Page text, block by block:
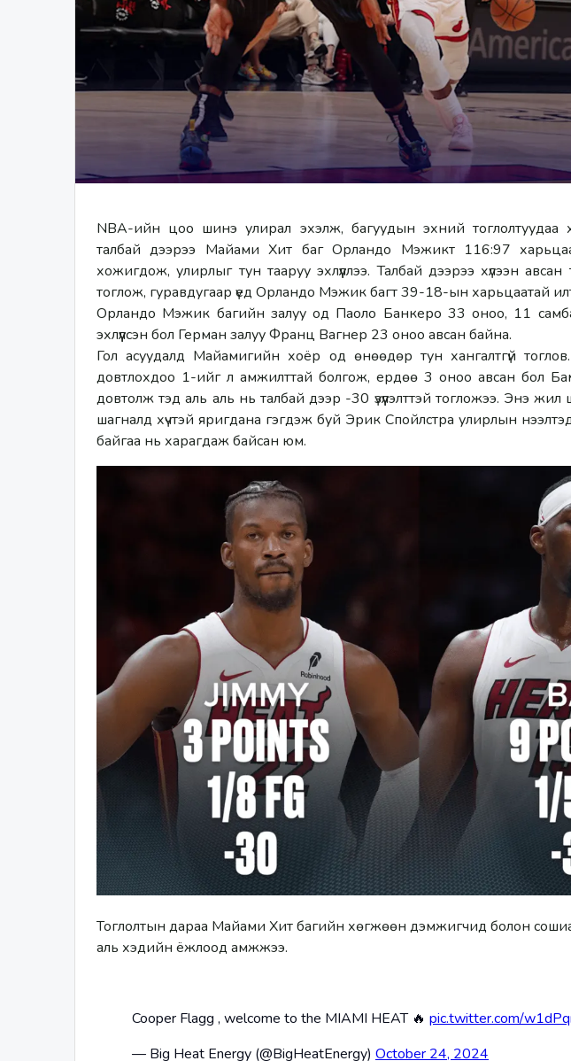
NBA-ийн цоо шинэ улирал эхэлж, багуудын эхний тоглолтуудаа
талбай дээрээ Майами Хит баг Орландо Мэжикт 116:97
хожигдож, улирлыг тун тааруу эхлүүллээ. Талбай дээрээ хүлээн
тоглож, гуравдугаар үед Орландо Мэжик багт 39-18-ын харьцаатай
Орландо Мэжик багийн залуу од Паоло Банкеро 33 оноо, 11
эхлүүлсэн бол Герман залуу Франц Вагнер 23 оноо авсан байна.
﻿Гол асуудалд Майамигийн хоёр од өнөөдөр тун хангалтгүй
довтлохдоо 1-ийг л амжилттай болгож, ердөө 3 оноо авсан бол
довтолж тэд аль аль нь талбай дээр -30 үзүүлэлттэй тогложээ. Энэ
шагналд хүчтэй яригдана гэгдэж буй Эрик Спойлстра улирлын
байгаа нь харагдаж байсан юм.
Тоглолтын дараа Майами Хит багийн хөгжөөн дэмжигчид болон
аль хэдийн ёжлоод амжжээ.
Cooper Flagg , welcome to the MIAMI HEAT 🔥 pic.twitter.com/
— Big Heat Energy (@BigHeatEnergy) October 24, 2024